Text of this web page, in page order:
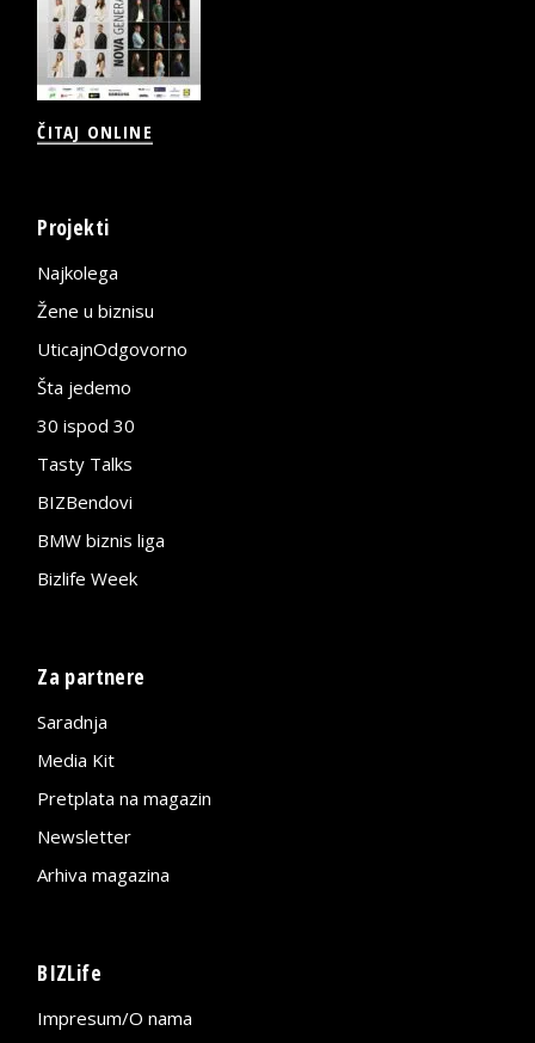
ČITAJ ONLINE
Projekti
Najkolega
Žene u biznisu
UticajnOdgovorno
Šta jedemo
30 ispod 30
Tasty Talks
BIZBendovi
BMW biznis liga
Bizlife Week
Za partnere
Saradnja
Media Kit
Pretplata na magazin
Newsletter
Arhiva magazina
BIZLife
Impresum/O nama